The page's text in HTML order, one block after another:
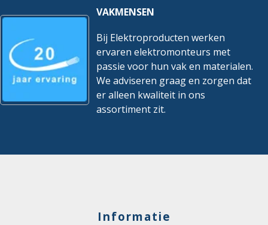
VAKMENSEN
Bij Elektroproducten werken
ervaren elektromonteurs met
passie voor hun vak en materialen.
We adviseren graag en zorgen dat
er alleen kwaliteit in ons
assortiment zit.
Informatie